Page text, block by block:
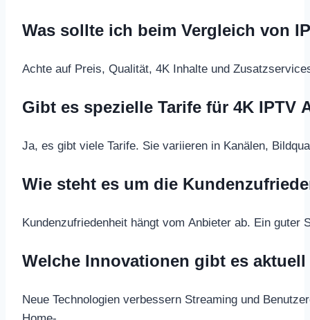
Was sollte ich beim Vergleich von
Achte auf Preis, Qualität, 4K Inhalte und
Gibt es spezielle Tarife für 4K IPTV
Ja, es gibt viele Tarife. Sie variieren in Kanälen,
Wie steht es um die
Kundenzufriedenheit hängt vom Anbieter ab. Ein
Welche Innovationen gibt es
Neue Technologien verbessern Streaming und